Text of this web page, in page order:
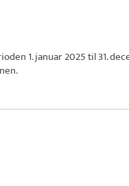
1. januar 2025 til 31.